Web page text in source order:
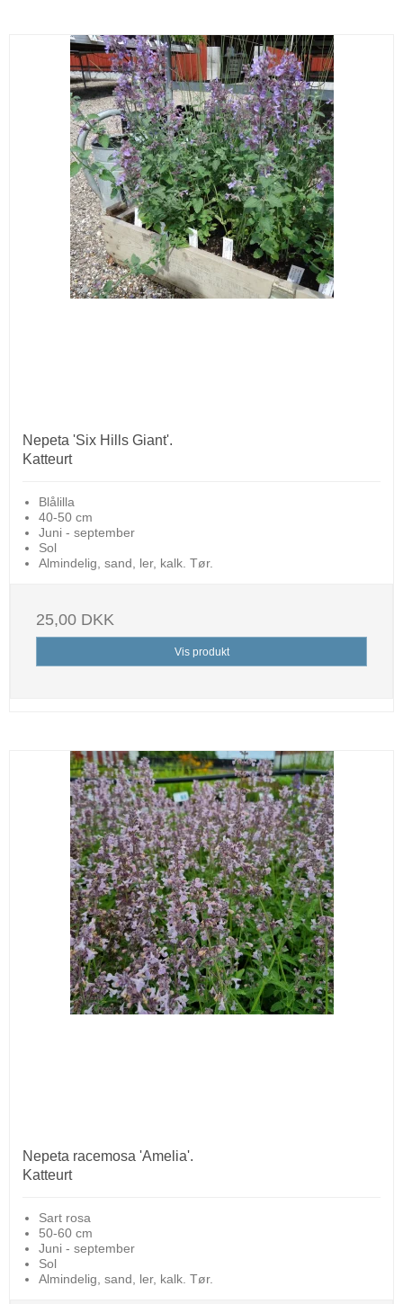
Nepeta 'Six Hills Giant'.
Katteurt
Blålilla
40-50 cm
Juni - september
Sol
Almindelig, sand, ler, kalk. Tør.
25,00 DKK
Vis produkt
Nepeta racemosa 'Amelia'.
Katteurt
Sart rosa
50-60 cm
Juni - september
Sol
Almindelig, sand, ler, kalk. Tør.